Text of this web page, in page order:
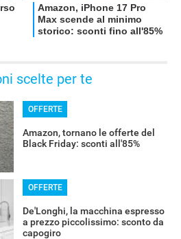
scelte per te
OFFERTE
Amazon, tornano le offerte del
Black Friday: sconti all'85%
OFFERTE
De'Longhi, la macchina espresso
a prezzo piccolissimo: sconto da
capogiro